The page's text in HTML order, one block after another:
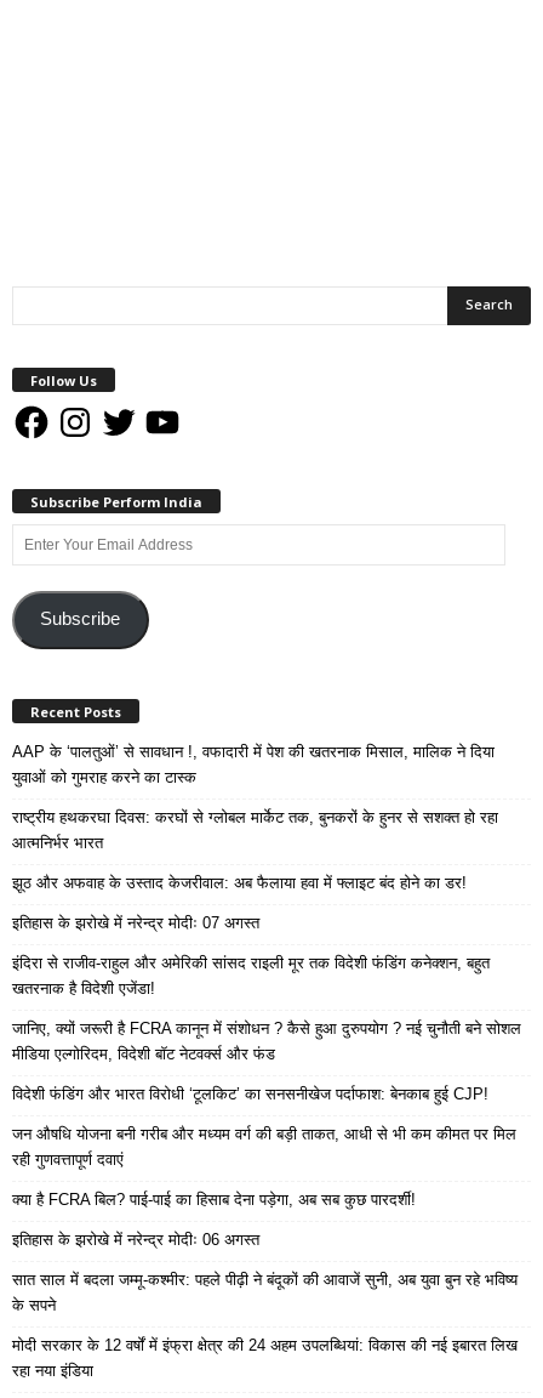
Follow Us
FacebookInstagram
Twitter YouTube
Subscribe Perform India
Enter
Your
AddressSubscribe
Recent Posts
AAP के ‘पालतुओं’ से सावधान !, वफादारी में पेश की खतरनाक मिसाल, मालिक ने दिया
युवाओं को गुमराह करने का टास्क
राष्ट्रीय हथकरघा दिवस: करघों से ग्लोबल मार्केट तक, बुनकरों के हुनर से सशक्त हो रहा
आत्मनिर्भर भारत
झूठ और अफवाह के उस्ताद केजरीवाल: अब फैलाया हवा में फ्लाइट बंद होने का डर!
इतिहास के झरोखे में नरेन्द्र मोदीः 07 अगस्त
इंदिरा से राजीव-राहुल और अमेरिकी सांसद राइली मूर तक विदेशी फंडिंग कनेक्शन, बहुत
खतरनाक है विदेशी एजेंडा!
जानिए, क्यों जरूरी है FCRA कानून में संशोधन ? कैसे हुआ दुरुपयोग ? नई चुनौती बने सोशल
मीडिया एल्गोरिदम, विदेशी बॉट नेटवर्क्स और फंड
विदेशी फंडिंग और भारत विरोधी ‘टूलकिट’ का सनसनीखेज पर्दाफाश: बेनकाब हुई CJP!
जन औषधि योजना बनी गरीब और मध्यम वर्ग की बड़ी ताकत, आधी से भी कम कीमत पर मिल
रही गुणवत्तापूर्ण दवाएं
क्या है FCRA बिल? पाई-पाई का हिसाब देना पड़ेगा, अब सब कुछ पारदर्शी!
इतिहास के झरोखे में नरेन्द्र मोदीः 06 अगस्त
सात साल में बदला जम्मू-कश्मीर: पहले पीढ़ी ने बंदूकों की आवाजें सुनी, अब युवा बुन रहे भविष्य
के सपने
मोदी सरकार के 12 वर्षों में इंफ्रा क्षेत्र की 24 अहम उपलब्धियां: विकास की नई इबारत लिख
रहा नया इंडिया